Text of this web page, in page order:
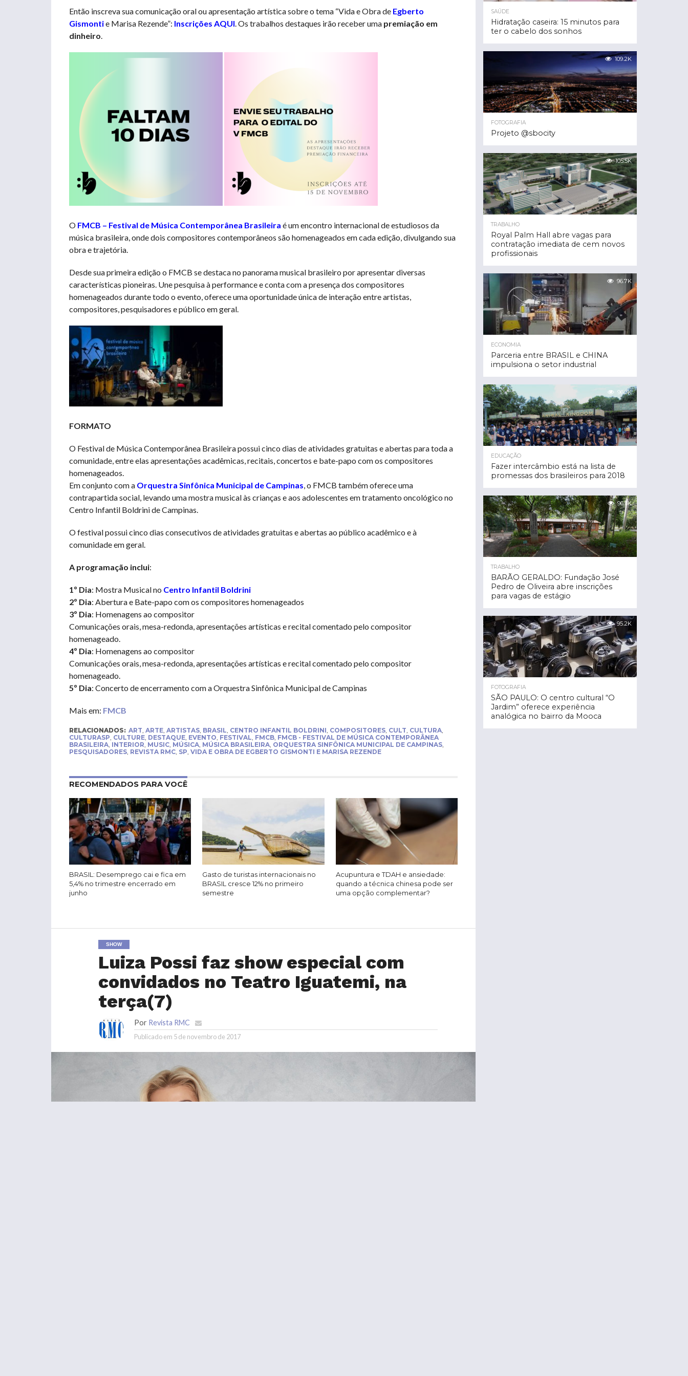
Então inscreva sua comunicação oral ou apresentação artística sobre o tema “Vida e Obra de Egberto
Gismontie Marisa Rezende”: Inscrições AQUI. Os trabalhos destaques irão receber uma premiação em
dinheiro.
O FMCB – Festival de Música Contemporânea Brasileira é um encontro internacional de estudiosos da
música brasileira, onde dois compositores contemporâneos são homenageados em cada edição, divulgando sua
obra e trajetória.
Desde sua primeira edição o FMCB se destaca no panorama musical brasileiro por apresentar diversas
características pioneiras. Une pesquisa à performance e conta com a presença dos compositores
homenageados durante todo o evento, oferece uma oportunidade única de interação entre artistas,
compositores, pesquisadores e público em geral.
FORMATO
O Festival de Música Contemporânea Brasileira possui cinco dias de atividades gratuitas e abertas para toda a
comunidade, entre elas apresentações acadêmicas, recitais, concertos e bate-papo com os compositores
homenageados.
Em conjunto com a Orquestra Sinfônica Municipal de Campinas, o FMCB também oferece uma
contrapartida social, levando uma mostra musical às crianças e aos adolescentes em tratamento oncológico no
Centro Infantil Boldrini de Campinas.
O festival possui cinco dias consecutivos de atividades gratuitas e abertas ao público acadêmico e à
comunidade em geral.
A programação inclui:
1º Dia: Mostra Musical no Centro Infantil Boldrini
2º Dia: Abertura e Bate-papo com os compositores homenageados
3º Dia: Homenagens ao compositor
Comunicações orais, mesa-redonda, apresentações artísticas e recital comentado pelo compositor
homenageado.
4º Dia: Homenagens ao compositor
Comunicações orais, mesa-redonda, apresentações artísticas e recital comentado pelo compositor
homenageado.
5º Dia: Concerto de encerramento com a Orquestra Sinfônica Municipal de Campinas
Mais em: FMCB
RELACIONADOS: ART, ARTE, ARTISTAS, BRASIL, CENTRO INFANTIL BOLDRINI, COMPOSITORES, CULT, CULTURA,
CULTURASP, CULTURE, DESTAQUE, EVENTO, FESTIVAL, FMCB, FMCB - FESTIVAL DE MÚSICA CONTEMPORÂNEA
BRASILEIRA, INTERIOR, MUSIC, MÚSICA, MÚSICA BRASILEIRA, ORQUESTRA SINFÔNICA MUNICIPAL DE CAMPINAS,
PESQUISADORES, REVISTA RMC, SP, VIDA E OBRA DE EGBERTO GISMONTI E MARISA REZENDE
RECOMENDADOS PARA VOCÊ
BRASIL: Desemprego cai e fica em
5,4% no trimestre encerrado em
junho
Gasto de turistas internacionais no
BRASIL cresce 12% no primeiro
semestre
Acupuntura e TDAH e ansiedade:
quando a técnica chinesa pode ser
uma opção complementar?
SHOW
Luiza Possi faz show especial com
convidados no Teatro Iguatemi, na
terça(7)
Por Revista RMC
Publicado em 5 de novembro de 2017
SAÚDE
Hidratação caseira: 15 minutos para
ter o cabelo dos sonhos
109.2K
FOTOGRAFIA
Projeto @sbocity
105.5K
TRABALHO
Royal Palm Hall abre vagas para
contratação imediata de cem novos
profissionais
96.7K
ECONOMIA
Parceria entre BRASIL e CHINA
impulsiona o setor industrial
96.3K
EDUCAÇÃO
Fazer intercâmbio está na lista de
promessas dos brasileiros para 2018
96.3K
TRABALHO
BARÃO GERALDO: Fundação José
Pedro de Oliveira abre inscrições
para vagas de estágio
95.2K
FOTOGRAFIA
SÃO PAULO: O centro cultural “O
Jardim” oferece experiência
analógica no bairro da Mooca